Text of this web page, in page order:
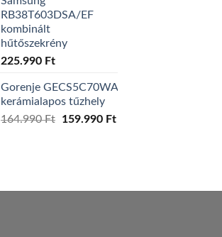
RB38T603DSA/EF
kombinált
hűtőszekrény
225.990 Ft
Gorenje GECS5C70WA
kerámialapos tűzhely
164.990Ft
Original
159.990 FtCurrent